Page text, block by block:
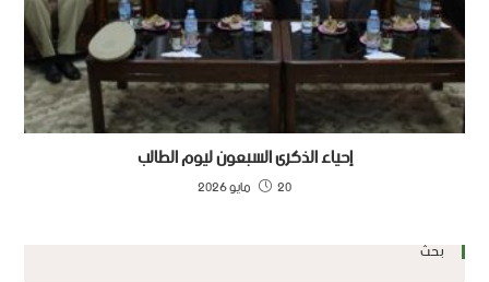
إحياء الذكرى السبعون ليوم الطالب
20 مايو 2026
بحث